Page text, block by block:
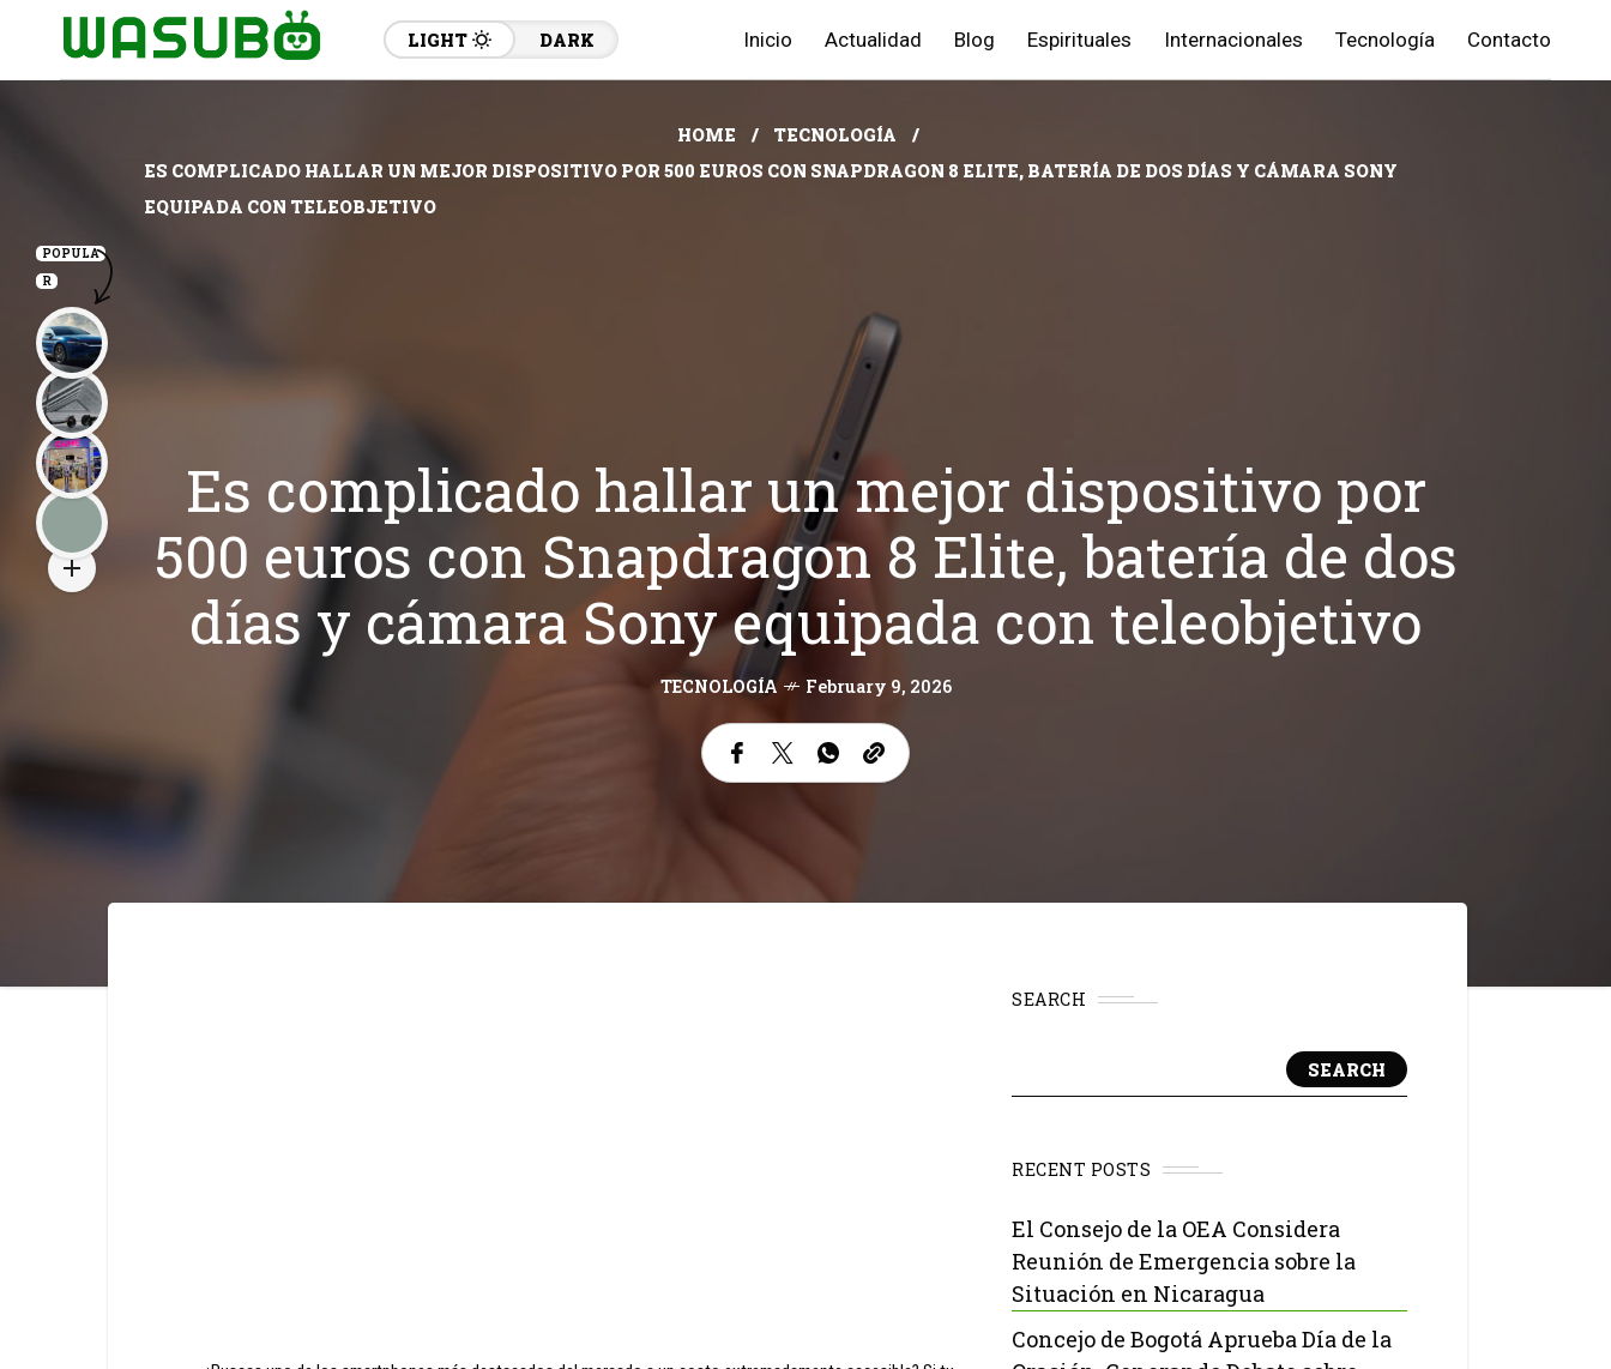
LIGHT DARK Inicio Actualidad Blog Espirituales Internacionales Tecnología Contacto
HOME
TECNOLOGÍA
ES COMPLICADO HALLAR UN MEJOR DISPOSITIVO POR 500 EUROS CON SNAPDRAGON 8 ELITE, BATERÍA DE DOS DÍAS Y CÁMARA SONY
EQUIPADA CON TELEOBJETIVO
Es complicado hallar un mejor dispositivo por
500 euros con Snapdragon 8 Elite, batería de dos
días y cámara Sony equipada con teleobjetivo
TECNOLOGÍA February 9, 2026
SEARCH
SEARCH
RECENT POSTS
El Consejo de la OEA Considera
Reunión de Emergencia sobre la
Situación en Nicaragua
Concejo de Bogotá Aprueba Día de la
POPULA
R